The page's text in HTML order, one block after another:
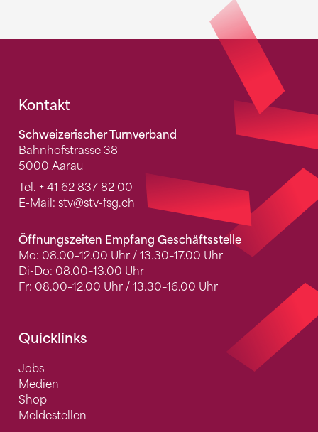
Fusszeile
Kontakt
Schweizerischer Turnverband
Bahnhofstrasse 38
5000 Aarau
Tel. + 41 62 837 82 00
E-Mail: stv@stv-fsg.ch
Öffnungszeiten Empfang Geschäftsstelle
Mo: 08.00–12.00 Uhr / 13.30–17.00 Uhr
Di-Do: 08.00–13.00 Uhr
Fr: 08.00–12.00 Uhr / 13.30–16.00 Uhr
Quicklinks
Jobs
Medien
Shop
Meldestellen